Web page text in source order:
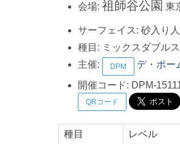
会場: 祖師谷公園 東
サーフェイス: 砂入り
種目: ミックスダブル
主催:
DPM
デ・ポー
開催コード: DPM-
QRコード
種目 レベル